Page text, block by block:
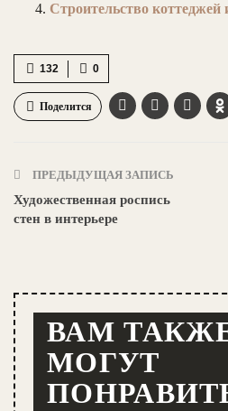
Строительство коттеджей
0
132
Поделится
ПРЕДЫДУЩАЯ ЗАПИСЬ
Художественная роспись
стен в интерьере
ВАМ
МОГУТ